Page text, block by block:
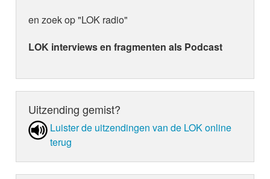
en zoek op "LOK radio"
LOK interviews en fragmenten als Podcast
Uitzending gemist?
Luister de uit­zen­din­gen van de LOK online
terug